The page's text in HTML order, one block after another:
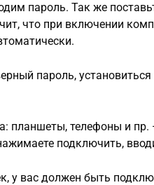
пароль. Так же
что при включении
пароль,
планшеты, телефоны и
подключить,
у вас должен быть